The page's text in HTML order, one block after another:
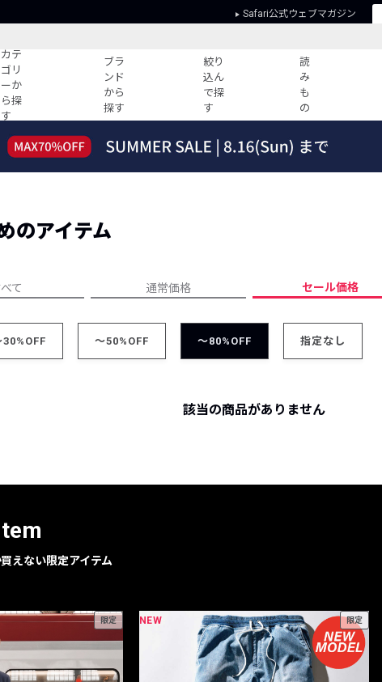
Safari公式ウェブマガジン
カテ
ゴリ
ーか
ら探
す
ブラ
ンド
から
探す
絞り
込ん
で探
す
読
み
も
の
すべての記事
ーデ紹介
人気記事ランキング
ウィークリーコーデ
プライバシーポリシー
のアイテム
て 通常価格 セール価格
30%OFF ～50%OFF ～80%OFF 指定なし
該当の商品がありません
えない限定アイテム
限定 NEW 限定